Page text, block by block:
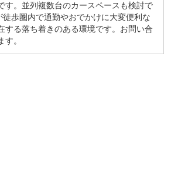
す。並列複数台のカースペースも検討で
歩圏内で通勤やおでかけに大変便利な
する落ち着きのある環境です。お問い合
。